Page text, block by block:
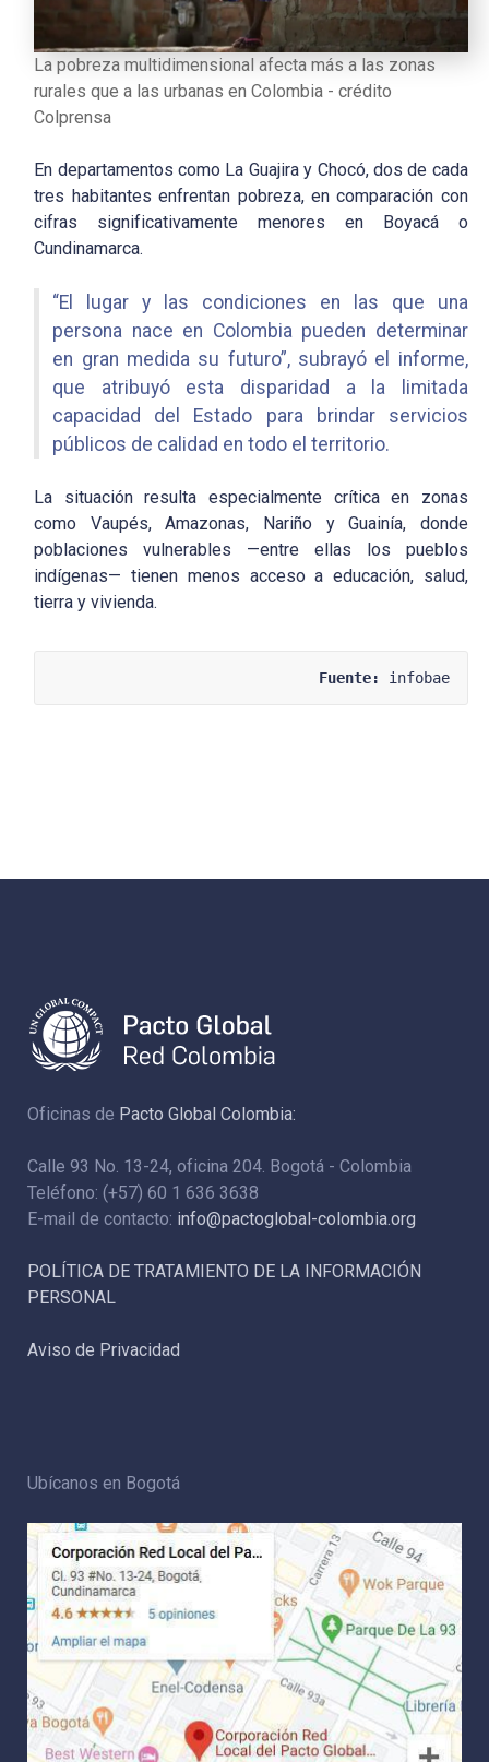
La pobreza multidimensional afecta más a las zonas
rurales que a las urbanas en Colombia - crédito
Colprensa
En departamentos como La Guajira y Chocó, dos de cada
tres habitantes enfrentan pobreza, en comparación con
cifras significativamente menores en Boyacá o
Cundinamarca.
“El lugar y las condiciones en las que una
persona nace en Colombia pueden determinar
en gran medida su futuro”, subrayó el informe,
que atribuyó esta disparidad a la limitada
capacidad del Estado para brindar servicios
públicos de calidad en todo el territorio.
La situación resulta especialmente crítica en zonas
como Vaupés, Amazonas, Nariño y Guainía, donde
poblaciones vulnerables —entre ellas los pueblos
indígenas— tienen menos acceso a educación, salud,
tierra y vivienda.
Fuente: infobae
Oficinas de Pacto Global Colombia:
Calle 93 No. 13-24, oficina 204. Bogotá - Colombia
Teléfono: (+57) 60 1 636 3638
E-mail de contacto: info@pactoglobal-colombia.org
POLÍTICA DE TRATAMIENTO DE LA INFORMACIÓN
PERSONAL
Aviso de Privacidad
Ubícanos en Bogotá